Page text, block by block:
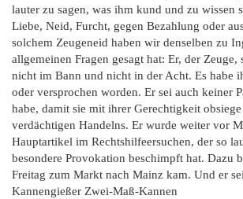
lauter zu sagen, was ihm kund und zu wissen
Liebe, Neid, Furcht, gegen Bezahlung oder
solchem Zeugeneid haben wir denselben zu
allgemeinen Fragen gesagt hat: Er, der
nicht im Bann und nicht in der Acht. Es habe
oder versprochen worden. Er sei auch keiner
habe, damit sie mit ihrer Gerechtigkeit
verdächtigen Handelns. Er wurde weiter vor
Hauptartikel im Rechtshilfeersuchen, der so
besondere Provokation beschimpft hat. Dazu
Freitag zum Markt nach Mainz kam. Und er
Kannengießer Zwei-Maß-Kannen